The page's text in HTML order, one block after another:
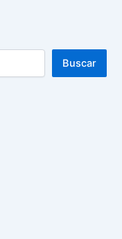
Buscar